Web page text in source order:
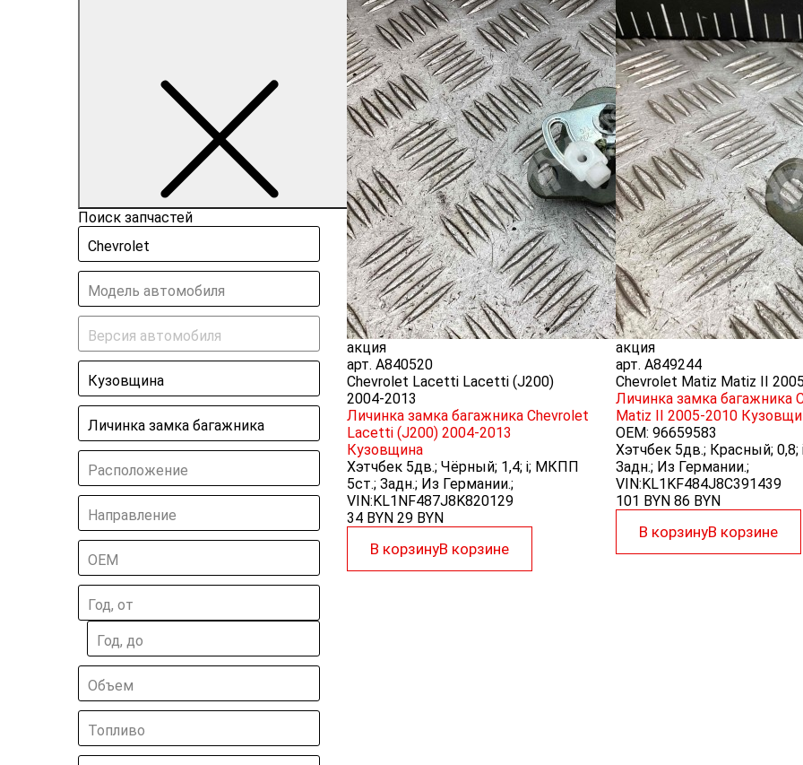
Поиск запчастей
Chevrolet
Модель автомобиля
Версия автомобиля
Кузовщина
Личинка замка багажника
Расположение
Направление
ОЕМ
Год, от
Год, до
Объем
Топливо
акция
арт. A840520
Chevrolet Lacetti Lacetti (J200)
2004-2013
Личинка замка багажника Chevrolet
Lacetti (J200) 2004-2013
Кузовщина
Хэтчбек 5дв.; Чёрный; 1,4; i; МКПП
5ст.; Задн.; Из Германии.;
VIN:KL1NF487J8K820129
34 BYN 29 BYN
В корзинуВ корзине
акция
арт. A849244
Chevrolet Matiz Matiz II
Личинка замка багажника
Matiz II 2005-2010
OEM: 96659583
Хэтчбек 5дв.; Красный;
Задн.; Из Германии.;
VIN:KL1KF484J8C391439
101 BYN 86 BYN
В корзинуВ корзине